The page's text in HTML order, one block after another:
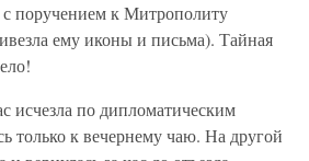
поручением к Митрополиту
ему иконы и письма). Тайная
исчезла по дипломатическим
только к вечернему чаю. На другой